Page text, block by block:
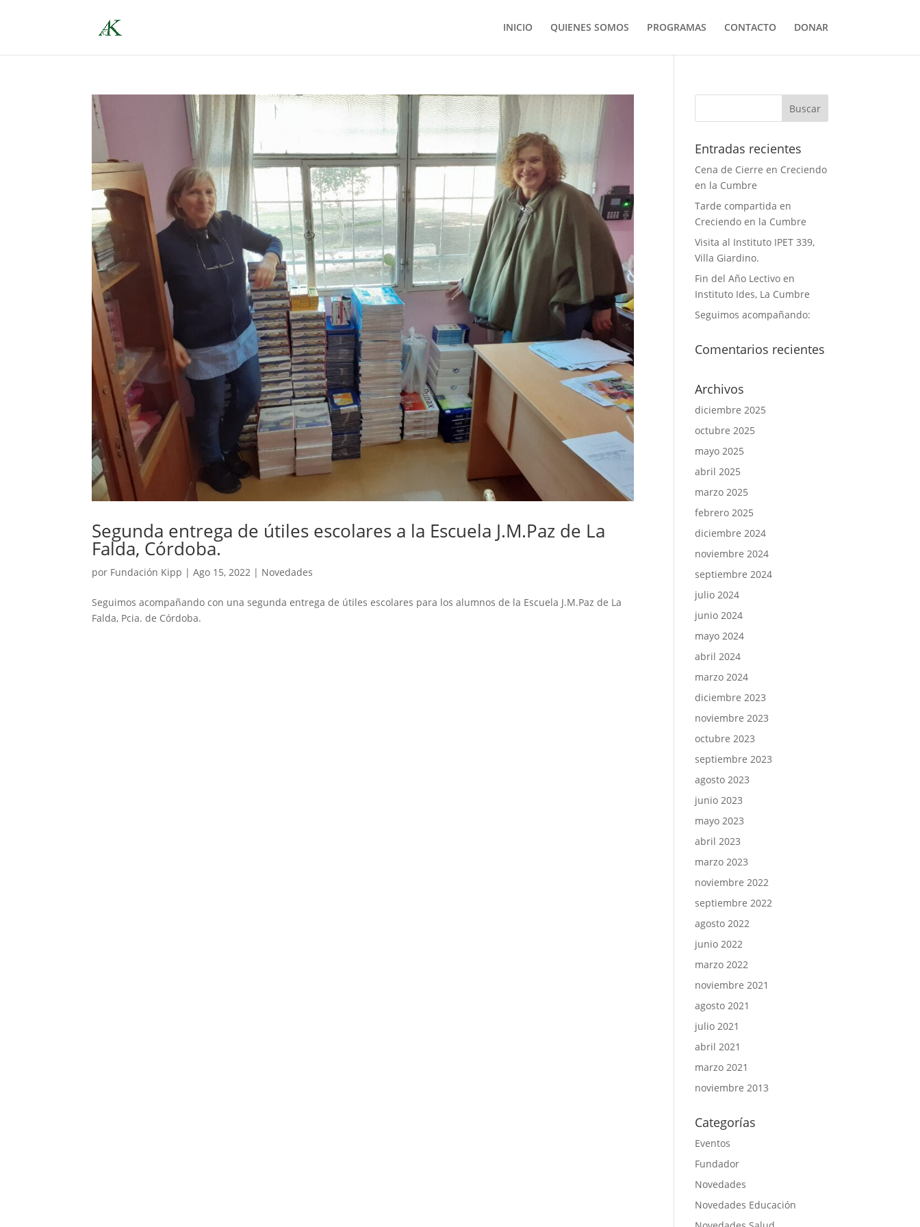
INICIO QUIENES SOMOS PROGRAMAS CONTACTO DONAR
Segunda entrega de útiles escolares a la Escuela J.M.Paz de La
Falda, Córdoba.
por Fundación Kipp |Ago 15, 2022 | Novedades
Seguimos acompañando con una segunda entrega de útiles escolares para los alumnos de la Escuela J.M.Paz de La
Falda, Pcia. de Córdoba.
Entradas recientes
Cena de Cierre en Creciendo
en la Cumbre
Tarde compartida en
Creciendo en la Cumbre
Visita al Instituto IPET 339,
Villa Giardino.
Fin del Año Lectivo en
Instituto Ides, La Cumbre
Seguimos acompañando:
Comentarios recientes
Archivos
diciembre 2025
octubre 2025
mayo 2025
abril 2025
marzo 2025
febrero 2025
diciembre 2024
noviembre 2024
septiembre 2024
julio 2024
junio 2024
mayo 2024
abril 2024
marzo 2024
diciembre 2023
noviembre 2023
octubre 2023
septiembre 2023
agosto 2023
junio 2023
mayo 2023
abril 2023
marzo 2023
noviembre 2022
septiembre 2022
agosto 2022
junio 2022
marzo 2022
noviembre 2021
agosto 2021
julio 2021
abril 2021
marzo 2021
noviembre 2013
Categorías
Eventos
Fundador
Novedades
Novedades Educación